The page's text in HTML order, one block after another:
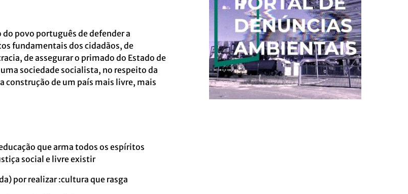
povo português de defender a
fundamentais dos cidadãos, de
de assegurar o primado do Estado de
sociedade socialista, no respeito da
construção de um país mais livre, mais
que arma todos os espíritos
social e livre existir
por realizar :cultura que rasga